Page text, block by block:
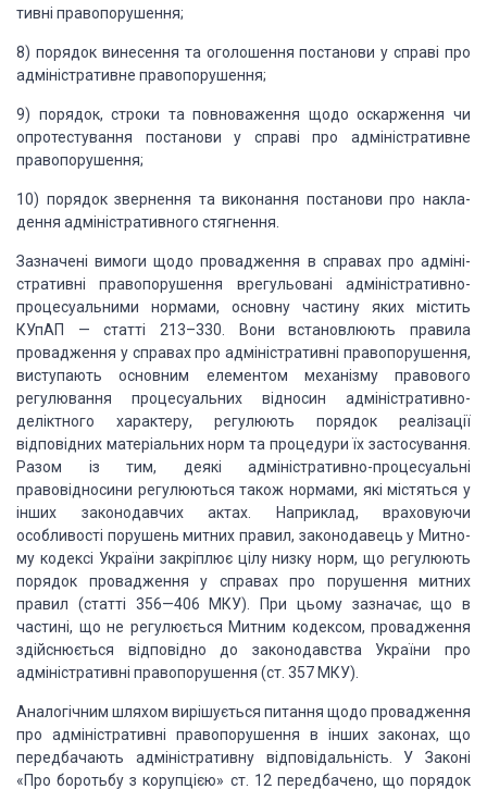
тивні правопорушення;
8) порядок винесення та оголошення постанови у справі про
адміністративне правопорушення;
9) порядок, строки та повноваження щодо оскарження чи
опротестування постанови у справі про адміністративне
право­порушення;
10) порядок звернення та виконання постанови про накла­
дення адміністративного стягнення.
Зазначені вимоги щодо провадження в справах про адміні­
стративні правопорушення врегульовані адміністративно-
про­цесуальними нормами, основну частину яких містить
КУпАП — статті 213–330. Вони встановлюють правила
провадження у справах про адміністративні правопорушення,
виступають основ­ним елементом механізму правового
регулювання процесуаль­них відносин адміністративно-
деліктного характеру, регулюють порядок реалізації
відповідних матеріальних норм та процедури їх застосування.
Разом із тим, деякі адміністративно-процесу­альні
правовідносини регулюються також нормами, які міс­тяться у
інших законодавчих актах. Наприклад, враховуючи
особливості порушень митних правил, законодавець у Митно­
му кодексі України закріплює цілу низку норм, що регулюють
порядок провадження у справах про порушення митних
правил (статті 356—406 МКУ). При цьому зазначає, що в
частині, що не регулюється Митним кодексом, провадження
здійснюється відповідно до законодавства України про
адміністративні правопорушення (ст. 357 МКУ).
Аналогічним шляхом вирішується питання щодо прова­дження
про адміністративні правопорушення в інших законах, що
передбачають адміністративнувідповідальність. У Законі
«Про боротьбу з корупцією» ст. 12 передбачено, що порядок